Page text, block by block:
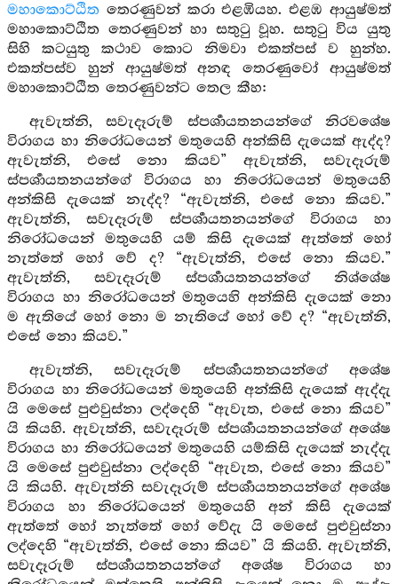
මහාකොට්ඨිත තෙරණුවන් කරා එළඹියහ. එළඹ ආයුෂ්මත්
මහාකොට්ඨිත තෙරණුවන් හා සතුටු වූහ. සතුටු විය යුතු
සිහි කටයුතු කථාව කොට නිමවා එකත්පස් ව හුන්හ.
එකත්පස්ව හුන් ආයුෂ්මත් අනඳ තෙරණුවෝ ආයුෂ්මත්
මහාකොට්ඨිත තෙරණුවන්ට තෙල කීහ:
ඇවැත්නි, සවැදෑරුම් ස්පර්‍ශායතනයන්ගේ නිරවශේෂ
විරාගය හා නිරෝධයෙන් මතුයෙහි අන්කිසි දැයෙක් ඇද්ද?
ඇවැත්නි, එසේ නො කියව” ඇවැත්නි, සවැදෑරුම්
ස්පර්‍ශායතනයන්ගේ විරාගය හා නිරෝධයෙන් මතුයෙහි
අන්කිසි දැයෙක් නැද්ද? “ඇවැත්නි, එසේ නො කියව.”
ඇවැත්නි, සවැදෑරුම් ස්පර්‍ශායතනයන්ගේ විරාගය හා
නිරෝධයෙන් මතුයෙහි යම් කිසි දැයෙක් ඇත්තේ හෝ
නැත්තේ හෝ වේ ද? “ඇවැත්නි, එසේ නො කියව.”
ඇවැත්නි, සවැදෑරුම් ස්පර්‍ශායතනයන්ගේ නිශ්ශේෂ
විරාගය හා නිරෝධයෙන් මතුයෙහි අන්කිසි දැයෙක් නො
ම ඇතියේ හෝ නො ම නැතියේ හෝ වේ ද? “ඇවැත්නි,
එසේ නො කියව.”
ඇවැත්නි, සවැදෑරුම් ස්පර්‍ශායතනයන්ගේ අශේෂ
විරාගය හා නිරෝධයෙන් මතුයෙහි අන්කිසි දැයෙක් ඇද්දැ
යි මෙසේ පුළුවුස්නා ලද්දෙහි “ඇවැත, එසේ නො කියව”
යි කියහි. ඇවැත්නි, සවැදෑරුම් ස්පර්‍ශායතනයන්ගේ අශේෂ
විරාගය හා නිරෝධයෙන් මතුයෙහි යම්කිසි දැයෙක් නැද්දැ
යි මෙසේ පුළුවුස්නා ලද්දෙහි “ඇවැත, එසේ නො කියව”
යි කියහි. ඇවැත්නි සවැදෑරුම් ස්පර්‍ශායතනයන්ගේ අශේෂ
විරාගය හා නිරෝධයෙන් මතුයෙහි අන් කිසි දැයෙක්
ඇත්තේ හෝ නැත්තේ හෝ වේදැ යි මෙසේ පුළුවුස්නා
ලද්දෙහි “ඇවැත්නි, එසේ නො කියව” යි කියහි. ඇවැත්නි,
සවැදෑරුම් ස්පර්‍ශායතනයන්ගේ අශේෂ විරාගය හා